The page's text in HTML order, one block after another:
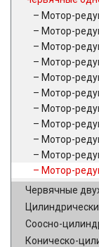
Мотор-
Мотор-
Мотор-
Мотор-
Мотор-
Мотор-
Мотор-
Мотор-
Мотор-
Мотор-
Мотор-
Червячные
Соосно-
Коническо-